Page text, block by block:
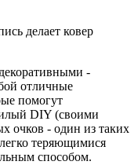
-
отличные
помогут
DIY (своими
очков - один из таких
теряющимися
способом.